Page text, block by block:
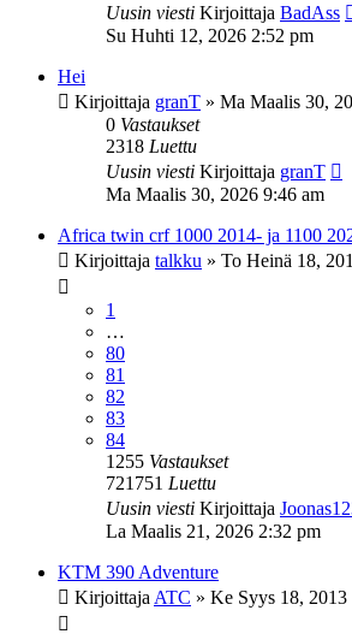
Uusin viesti Kirjoittaja BadAss
Su Huhti 12, 2026 2:52 pm
Hei
Kirjoittaja granT » Ma Maalis 30,
0 Vastaukset
2318 Luettu
Uusin viesti Kirjoittaja granT
Ma Maalis 30, 2026 9:46 am
Africa twin crf 1000 2014- ja 1100
Kirjoittaja talkku » To Heinä 18,
1
…
80
81
82
83
84
1255 Vastaukset
721751 Luettu
Uusin viesti Kirjoittaja
La Maalis 21, 2026 2:32 pm
KTM 390 Adventure
Kirjoittaja ATC » Ke Syys 18, 2013